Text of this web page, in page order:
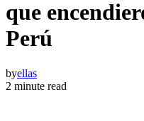
que
Perú
byellas
2 minute read